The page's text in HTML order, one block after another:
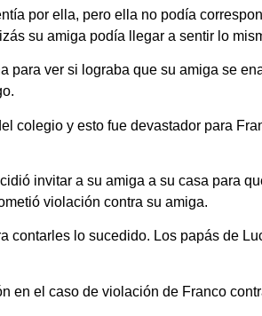
por ella, pero ella no podía
su amiga podía llegar a sentir lo
ver si lograba que su amiga se
colegio y esto fue devastador para
invitar a su amiga a su casa para
violación contra su amiga.
contarles lo sucedido. Los papás de
en el caso de violación de Franco